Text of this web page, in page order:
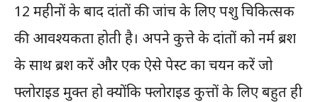
12 महीनों के बाद दांतों की जांच के लिए पशु चिकित्सक
की आवश्यकता होती है। अपने कुत्ते के दांतों को नर्म ब्रश
के साथ ब्रश करें और एक ऐसे पेस्ट का चयन करें जो
फ्लोराइड मुक्त हो क्योंकि फ्लोराइड कुत्तों के लिए बहुत ही